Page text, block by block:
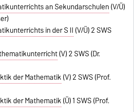
an Sekundarschulen(V/Ü)
in der S II(V/Ü) 2 SWS
(V) 2 SWS (Dr.
der Mathematik(V) 2 SWS (Prof.
der Mathematik(Ü) 1 SWS (Prof.